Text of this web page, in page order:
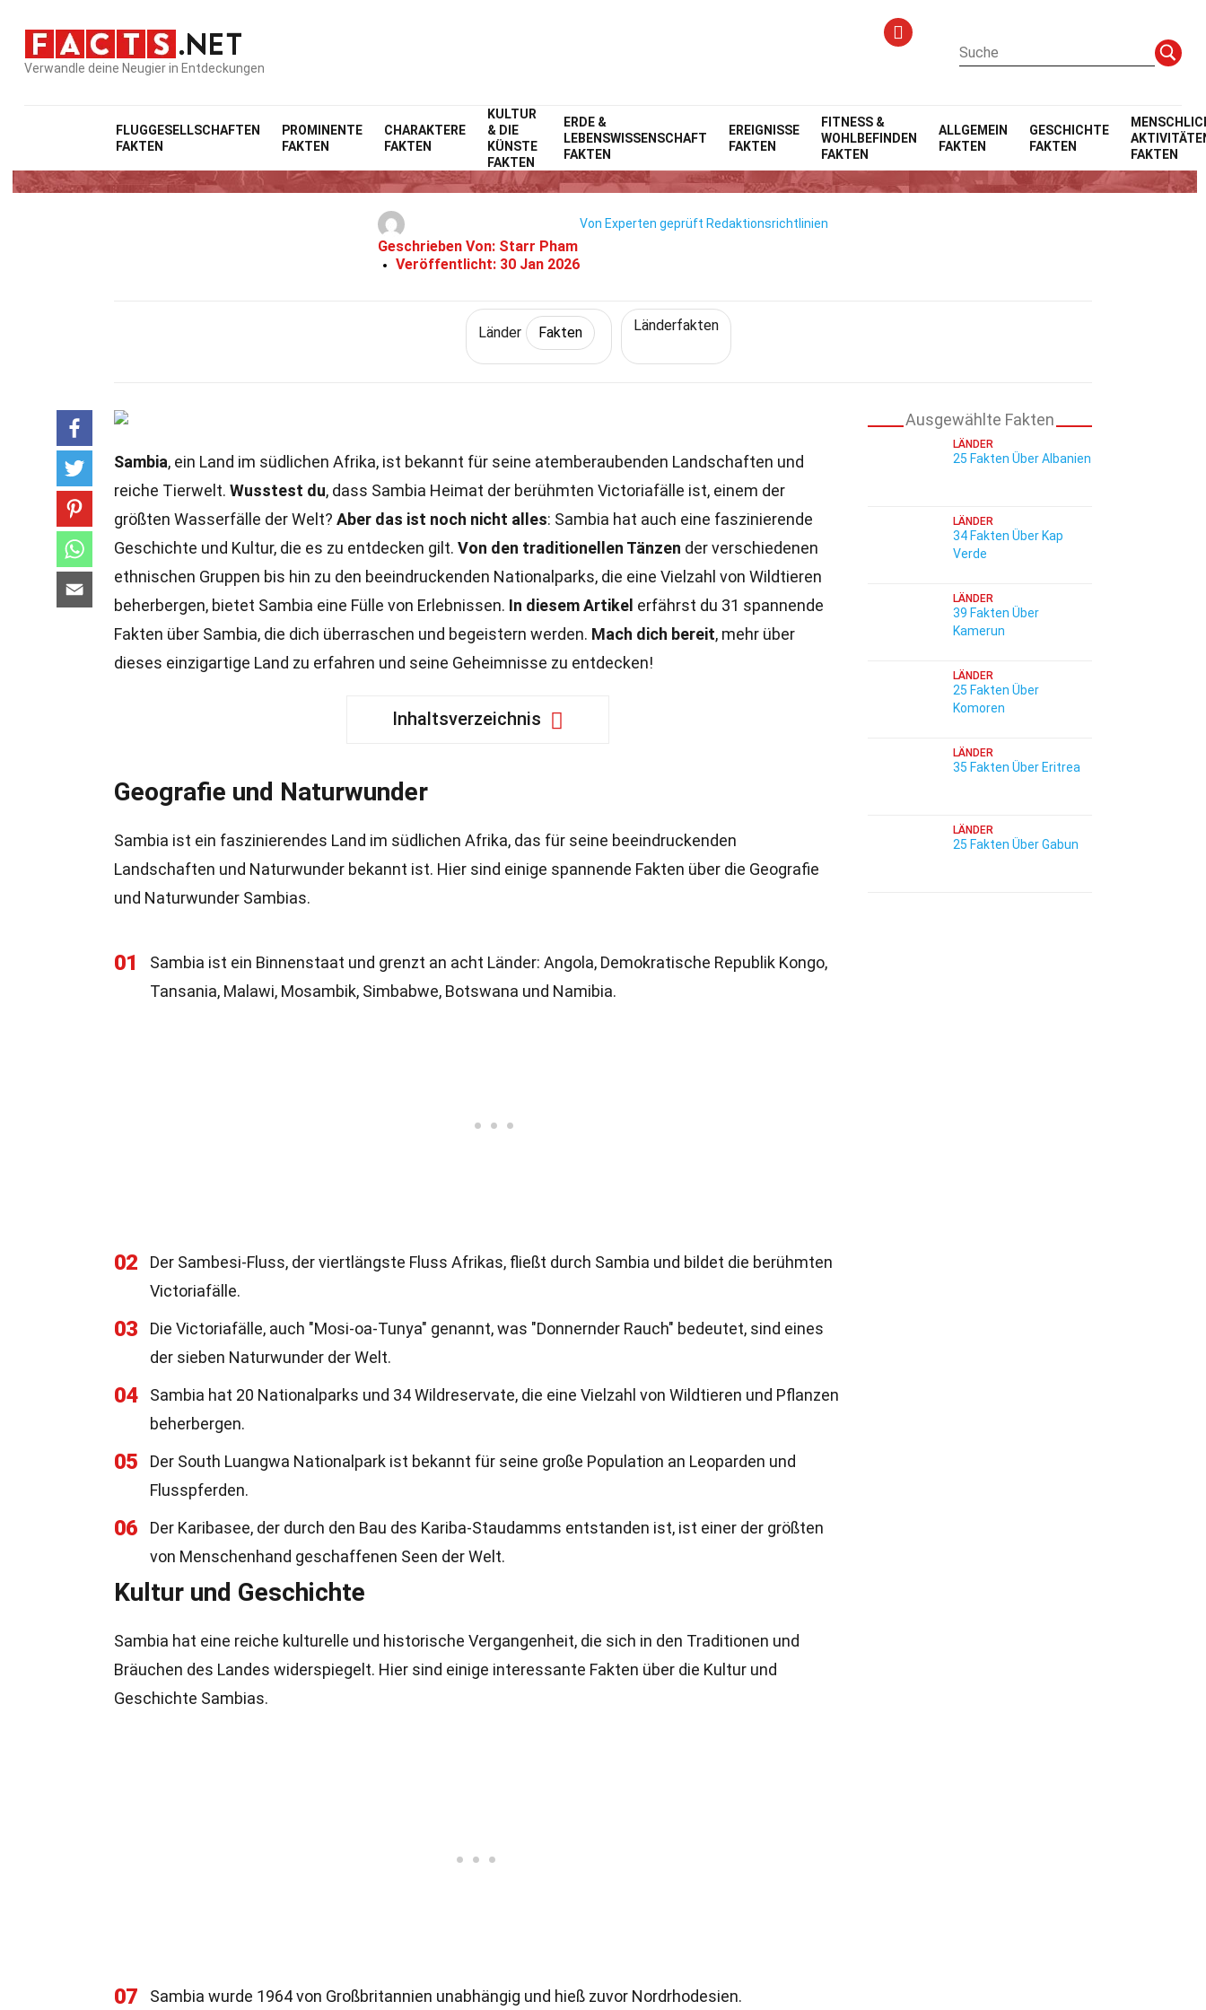
Verwandle deine Neugier in Entdeckungen
FLUGGESELLSCHAFTEN
FAKTEN
PROMINENTE
FAKTEN
CHARAKTERE
FAKTEN
KULTUR
& DIE
KÜNSTE
FAKTEN
ERDE &
LEBENSWISSENSCHAFT
FAKTEN
EREIGNISSE
FAKTEN
FITNESS &
WOHLBEFINDEN
FAKTEN
ALLGEMEIN
FAKTEN
GESCHICHTE
FAKTEN
FAKTEN
Home WeltFakten
31 Fakten Über Sambia
Geschrieben Von: Starr Pham
Veröffentlicht: 30 Jan 2026
Von Experten geprüft Redaktionsrichtlinien
Länder Fakten Länderfakten
Sambia, ein Land im südlichen Afrika, ist bekannt für seine atemberaubenden Landschaften und
reiche Tierwelt. Wusstest du, dass Sambia Heimat der berühmten Victoriafälle ist, einem der
größten Wasserfälle der Welt? Aber das ist noch nicht alles: Sambia hat auch eine faszinierende
Geschichte und Kultur, die es zu entdecken gilt. Von den traditionellen Tänzen der verschiedenen
ethnischen Gruppen bis hin zu den beeindruckenden Nationalparks, die eine Vielzahl von Wildtieren
beherbergen, bietet Sambia eine Fülle von Erlebnissen. In diesem Artikel erfährst du 31 spannende
Fakten über Sambia, die dich überraschen und begeistern werden. Mach dich bereit, mehr über
dieses einzigartige Land zu erfahren und seine Geheimnisse zu entdecken!
Inhaltsverzeichnis
Geografie und Naturwunder
Sambia ist ein faszinierendes Land im südlichen Afrika, das für seine beeindruckenden
Landschaften und Naturwunder bekannt ist. Hier sind einige spannende Fakten über die Geografie
und Naturwunder Sambias.
01
Sambia ist ein Binnenstaat und grenzt an acht Länder: Angola, Demokratische Republik Kongo,
Tansania, Malawi, Mosambik, Simbabwe, Botswana und Namibia.
02
Der Sambesi-Fluss, der viertlängste Fluss Afrikas, fließt durch Sambia und bildet die berühmten
Victoriafälle.
03
Die Victoriafälle, auch "Mosi-oa-Tunya" genannt, was "Donnernder Rauch" bedeutet, sind eines
der sieben Naturwunder der Welt.
04
Sambia hat 20 Nationalparks und 34 Wildreservate, die eine Vielzahl von Wildtieren und Pflanzen
beherbergen.
05
Der South Luangwa Nationalpark ist bekannt für seine große Population an Leoparden und
Flusspferden.
06
Der Karibasee, der durch den Bau des Kariba-Staudamms entstanden ist, ist einer der größten
von Menschenhand geschaffenen Seen der Welt.
Kultur und Geschichte
Sambia hat eine reiche kulturelle und historische Vergangenheit, die sich in den Traditionen und
Bräuchen des Landes widerspiegelt. Hier sind einige interessante Fakten über die Kultur und
Geschichte Sambias.
07 Sambia wurde 1964 von Großbritannien unabhängig und hieß zuvor Nordrhodesien.
Ausgewählte Fakten
LÄNDER
25 Fakten Über Albanien
LÄNDER
34 Fakten Über Kap
Verde
LÄNDER
39 Fakten Über
Kamerun
LÄNDER
25 Fakten Über
Komoren
LÄNDER
35 Fakten Über Eritrea
LÄNDER
25 Fakten Über Gabun